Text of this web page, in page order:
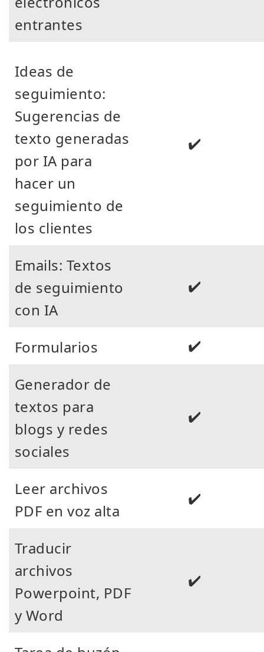
entrantes
Ideas de
seguimiento:
Sugerencias de
texto generadas
por IA para
hacer un
seguimiento de
los clientes
✔️
Emails: Textos
de seguimiento
con IA
✔️
Formularios
✔️
Generador de
textos para
blogs y redes
sociales
✔️
Leer archivos
PDF en voz alta
✔️
Traducir
archivos
Powerpoint, PDF
y Word
✔️